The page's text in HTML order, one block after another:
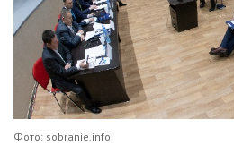
Фото: sobranie.info